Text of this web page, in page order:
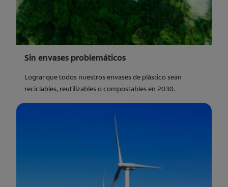
Sin envases problemáticos
Lograr que todos nuestros envases de plástico sean
reciclables, reutilizables o compostables en 2030.